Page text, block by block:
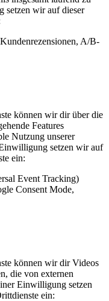
setzen wir auf dieser
A/B-
können wir dir über die
Features
Nutzung unserer
setzen wir auf
ein:
Event Tracking)
Consent Mode,
können wir dir Videos
die von externen
Einwilligung setzen
ein: